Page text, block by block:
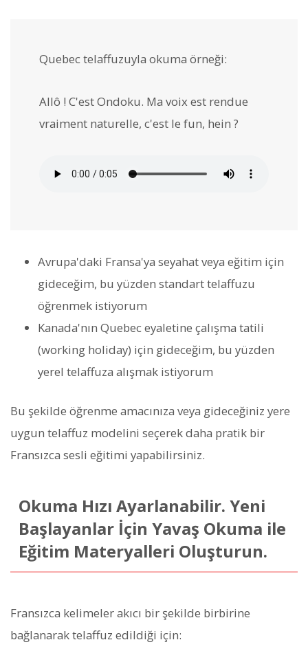
Quebec telaffuzuyla okuma örneği:
Allô ! C'est Ondoku. Ma voix est rendue
vraiment naturelle, c'est le fun, hein ?
Avrupa'daki Fransa'ya seyahat veya eğitim için
gideceğim, bu yüzden standart telaffuzu
öğrenmek istiyorum
Kanada'nın Quebec eyaletine çalışma tatili
(working holiday) için gideceğim, bu yüzden
yerel telaffuza alışmak istiyorum
Bu şekilde öğrenme amacınıza veya gideceğiniz yere
uygun telaffuz modelini seçerek daha pratik bir
Fransızca sesli eğitimi yapabilirsiniz.
Okuma Hızı Ayarlanabilir. Yeni
Başlayanlar İçin Yavaş Okuma ile
Eğitim Materyalleri Oluşturun.
Fransızca kelimeler akıcı bir şekilde birbirine
bağlanarak telaffuz edildiği için: